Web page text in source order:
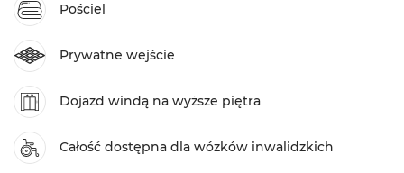
Pościel
Prywatne wejście
Dojazd windą na wyższe piętra
Całość dostępna dla wózków inwalidzkich